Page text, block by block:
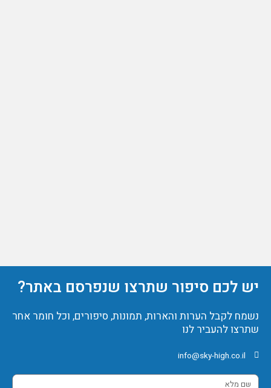
יש לכם סיפור שתרצו שנפרסם באתר?
נשמח לקבל הערות והארות, תמונות, סיפורים, וכל חומר אחר
שתרצו להעביר לנו
info@sky-high.co.il
שם